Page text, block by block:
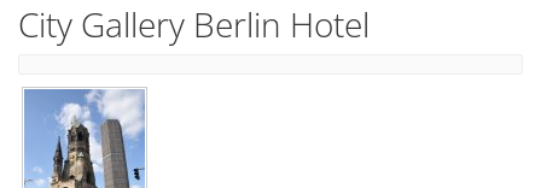
City Gallery Berlin Hotel